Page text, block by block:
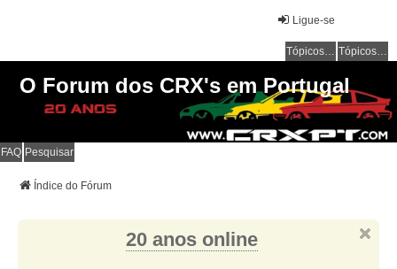
Ligue-se
Tópicos sem resposta Tópicos ativos
O Forum dos CRX's em Portugal
FAQ Pesquisar
Índice do Fórum
20 anos online